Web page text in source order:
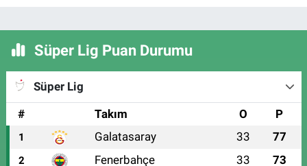
Süper Lig Puan Durumu
Süper Lig
#
Takım O P
1 Galatasaray 33 77
2 Fenerbahçe 33 73